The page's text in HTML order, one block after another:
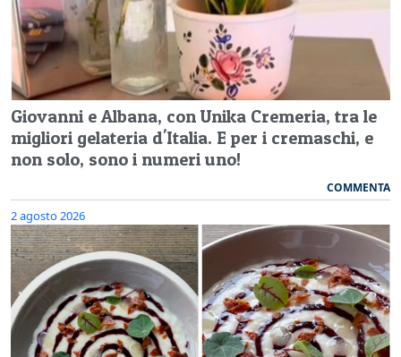
Giovanni e Albana, con Unika Cremeria, tra le
migliori gelateria d'Italia. E per i cremaschi, e
non solo, sono i numeri uno!
COMMENTA
2 agosto 2026